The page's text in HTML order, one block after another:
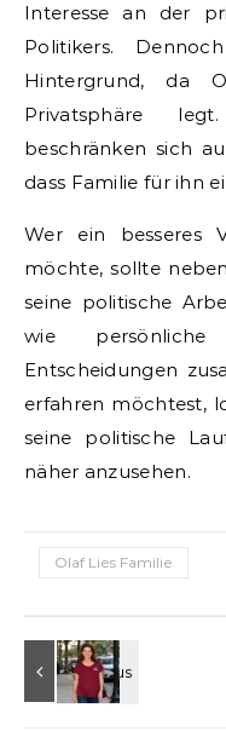
Interesse an der
Politikers.
Hintergrund, da
Privatsphäre
beschränken sich
dass Familie für ihn
Wer ein besseres
möchte, sollte
seine politische
wie
Entscheidungen
erfahren möchtest,
seine politische
näher anzusehen.
Olaf Lies Familie